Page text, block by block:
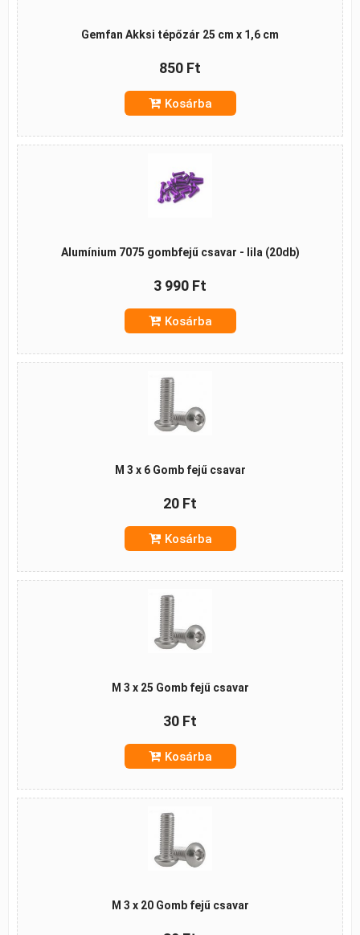
Gemfan Akksi tépőzár 25 cm x 1,6 cm
850 Ft
Kosárba
Alumínium 7075 gombfejű csavar - lila (20db)
3 990 Ft
Kosárba
M 3 x 6 Gomb fejű csavar
20 Ft
Kosárba
M 3 x 25 Gomb fejű csavar
30 Ft
Kosárba
M 3 x 20 Gomb fejű csavar